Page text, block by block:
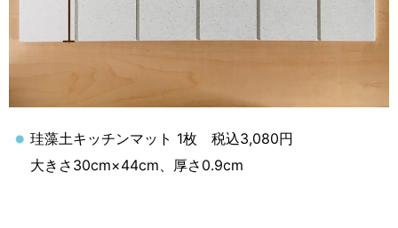
珪藻土キッチンマット 1枚 税込3,080円
大きさ30cm×44cm、厚さ0.9cm